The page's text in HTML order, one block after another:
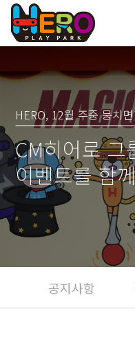
HERO, 12월 주중 뭉치
CM히어로
이벤트를 함
공지사항